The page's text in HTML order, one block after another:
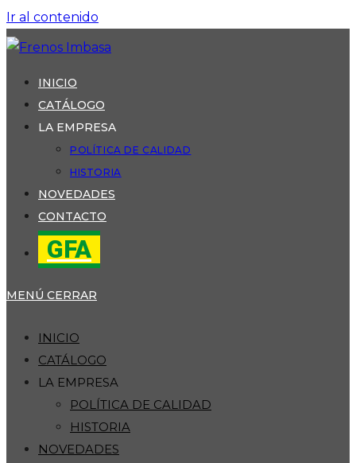
Ir al contenido
INICIO
CATÁLOGO
LA EMPRESA
POLÍTICA DE CALIDAD
HISTORIA
NOVEDADES
CONTACTO
GFA
MENÚ CERRAR
INICIO
CATÁLOGO
LA EMPRESA
POLÍTICA DE CALIDAD
HISTORIA
NOVEDADES